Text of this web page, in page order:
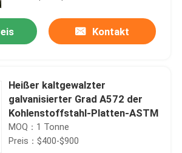
Kontakt
Heißer kaltgewalzter
galvanisierter Grad A572 der
Kohlenstoffstahl-Platten-ASTM
MOQ：1 Tonne
Preis：$400-$900